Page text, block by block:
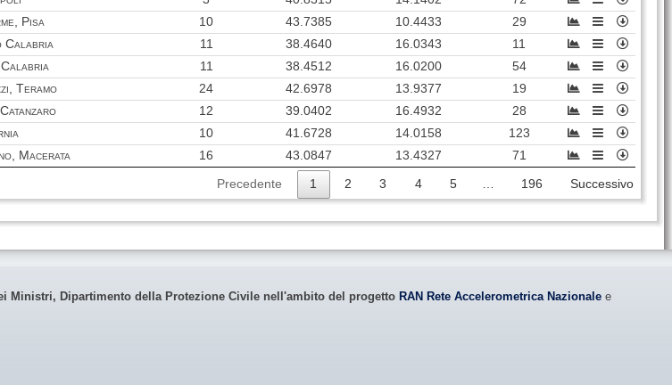
Pisa 10 43.7385 10.4433
29
Calabria 11 38.4640 16.0343
11
11 38.4512 16.0200
54
Teramo 24 42.6978 13.9377
19
12 39.0402 16.4932
28
10 41.6728 14.0158
123
Macerata 16 43.0847 13.4327 71
Precedente 1 2 3 4 5 196 Successivo
Ministri, Dipartimento della Protezione Civile nell'ambito del progetto RAN Rete Accelerometrica Nazionale e